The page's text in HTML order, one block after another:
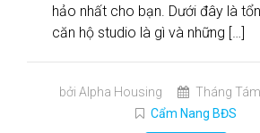
hảo nhất cho bạn. Dưới đây là
căn hộ studio là gì và những […]
bởi Alpha Housing
Tháng
Cẩm Nang BĐS